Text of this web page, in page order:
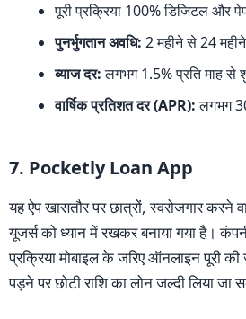
पूरी प्रक्रिया 100% डिजिटल और
पुनर्भुगतान अवधि: 2 महीने से 24
ब्याज दर:लगभग 1.5% प्रति माह से
वार्षिक प्रतिशत दर (APR):लगभग
7. Pocketly Loan App
यह ऐप खासतौर पर छात्रों, स्वरोजगार करने
यूजर्स को ध्यान में रखकर बनाया गया है।
प्रक्रिया मोबाइल के जरिए ऑनलाइन पूरी
पड़ने पर छोटी राशि का लोन जल्दी लिया जा